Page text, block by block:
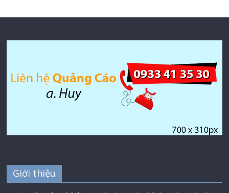
Giới thiệu